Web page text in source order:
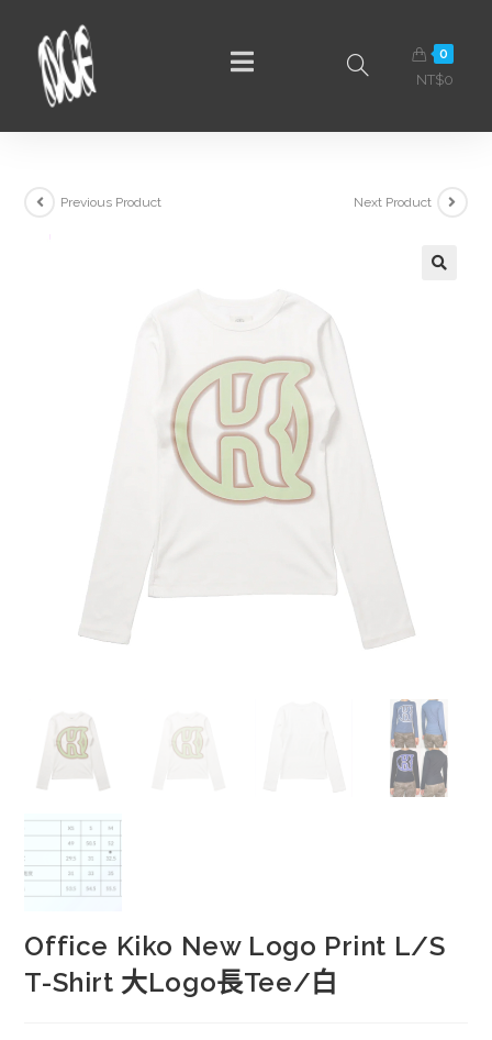
0
NT$0
Previous Product Next Product
Office Kiko New Logo Print L/S
T-Shirt 大Logo長Tee/白